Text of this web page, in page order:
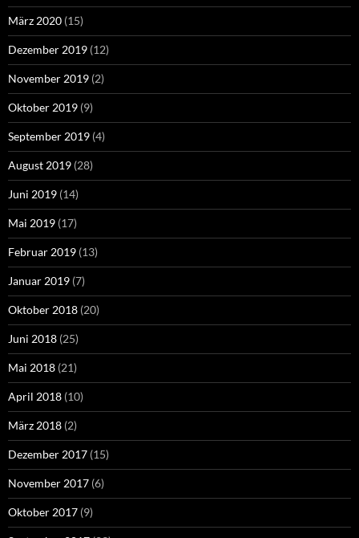
März 2020 (15)
Dezember 2019 (12)
November 2019 (2)
Oktober 2019 (9)
September 2019 (4)
August 2019 (28)
Juni 2019 (14)
Mai 2019 (17)
Februar 2019 (13)
Januar 2019 (7)
Oktober 2018 (20)
Juni 2018 (25)
Mai 2018 (21)
April 2018 (10)
März 2018 (2)
Dezember 2017 (15)
November 2017 (6)
Oktober 2017 (9)